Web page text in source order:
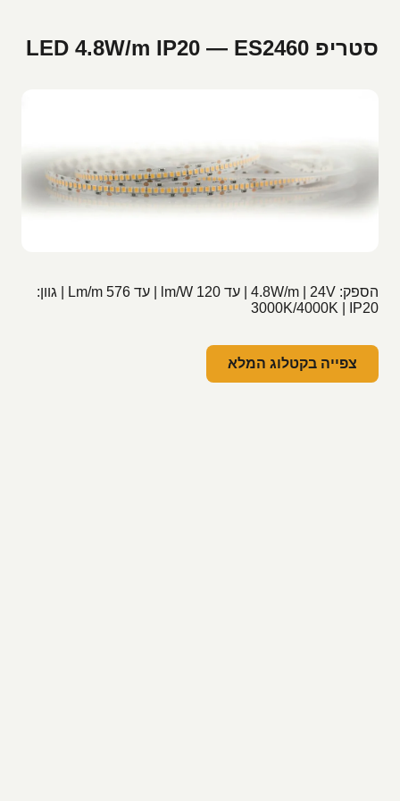
סטריפ LED 4.8W/m IP20 — ES2460
הספק: 4.8W/m | 24V | עד 120 lm/W | עד 576 Lm/m | גוון:
3000K/4000K | IP20
צפייה בקטלוג המלא